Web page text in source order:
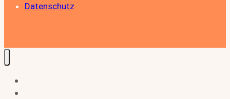
Datenschutz